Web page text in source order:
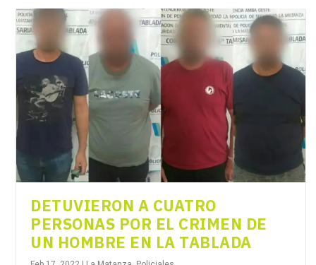
DETUVIERON A CUATRO
PERSONAS POR EL CRIMEN DE
UN HOMBRE EN LA TABLADA